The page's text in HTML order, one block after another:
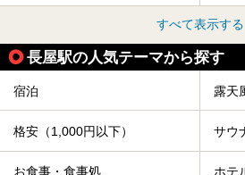
すべて表示する
長屋駅の人気テーマから探す
宿泊 露天
格安（1,000円以下） サウ
お食事・食事処 ホテ